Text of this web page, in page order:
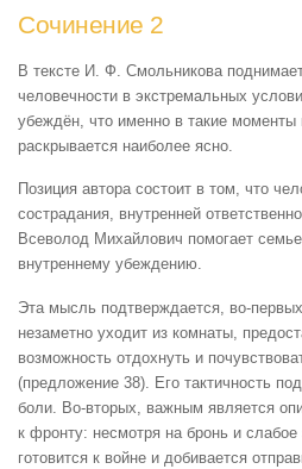
Сочинение 2
В тексте И. Ф. Смольникова
человечности в экстремальных
убеждён, что именно в такие моменты
раскрывается наиболее ясно.
Позиция автора состоит в том, что
сострадания, внутренней
Всеволод Михайлович помогает
внутреннему убеждению.
Эта мысль подтверждается, во-
незаметно уходит из комнаты,
возможность отдохнуть и
(предложение 38). Его тактичность
боли. Во-вторых, важным является
к фронту: несмотря на бронь и
готовится к войне и добивается